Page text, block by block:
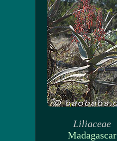
Liliaceae
Madagascar